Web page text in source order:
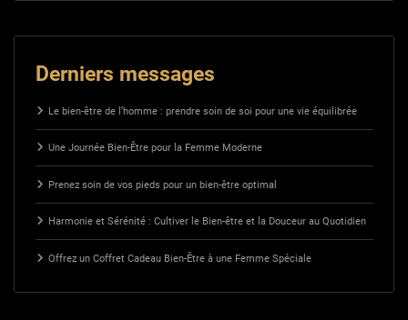
Derniers messages
Le bien-être de l’homme : prendre soin de soi pour une vie équilibrée
Une Journée Bien-Être pour la Femme Moderne
Prenez soin de vos pieds pour un bien-être optimal
Harmonie et Sérénité : Cultiver le Bien-être et la Douceur au Quotidien
Offrez un Coffret Cadeau Bien-Être à une Femme Spéciale